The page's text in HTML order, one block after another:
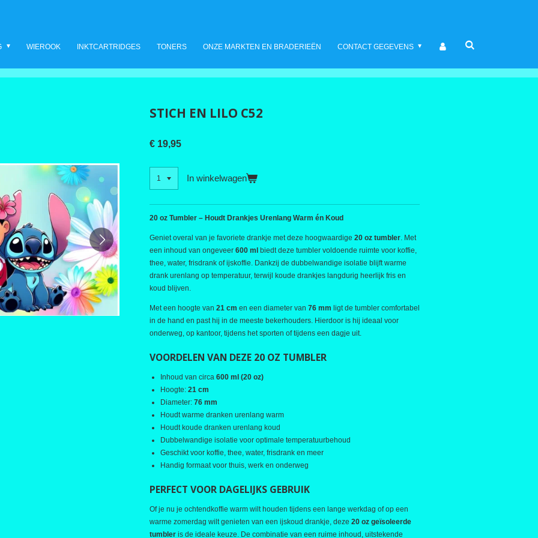
WIEROOK INKTCARTRIDGES TONERS ONZE MARKTEN EN BRADERIEËN CONTACT GEGEVENS
STICH EN LILO C52
€ 19,95
In winkelwagen
20 oz Tumbler – Houdt Drankjes Urenlang Warm én Koud
Geniet overal van je favoriete drankje met deze hoogwaardige 20 oz tumbler . Met
een inhoud van ongeveer 600 ml biedt deze tumbler voldoende ruimte voor koffie,
thee, water, frisdrank of ijskoffie. Dankzij de dubbelwandige isolatie blijft warme
drank urenlang op temperatuur, terwijl koude drankjes langdurig heerlijk fris en
koud blijven.
Met een hoogte van 21 cm en een diameter van 76 mm ligt de tumbler comfortabel
in de hand en past hij in de meeste bekerhouders. Hierdoor is hij ideaal voor
onderweg, op kantoor, tijdens het sporten of tijdens een dagje uit.
VOORDELEN VAN DEZE 20 OZ TUMBLER
Inhoud van circa 600 ml (20 oz)
Hoogte: 21 cm
Diameter: 76 mm
Houdt warme dranken urenlang warm
Houdt koude dranken urenlang koud
Dubbelwandige isolatie voor optimale temperatuurbehoud
Geschikt voor koffie, thee, water, frisdrank en meer
Handig formaat voor thuis, werk en onderweg
PERFECT VOOR DAGELIJKS GEBRUIK
Of je nu je ochtendkoffie warm wilt houden tijdens een lange werkdag of op een
warme zomerdag wilt genieten van een ijskoud drankje, deze 20 oz geïsoleerde
tumbler is de ideale keuze. De combinatie van een ruime inhoud, uitstekende